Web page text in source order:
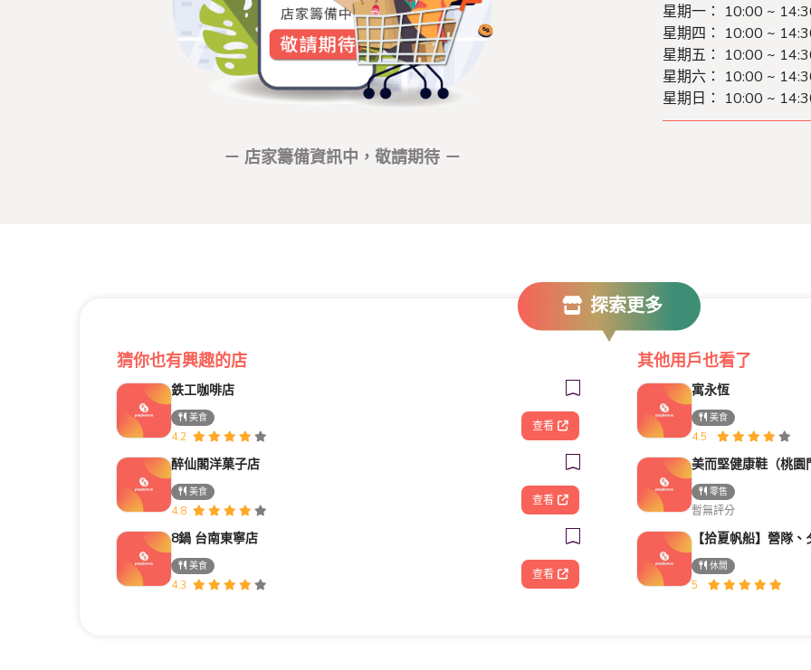
－ 店家籌備資訊中，敬請期待 －
星期一： 10:00 ~
星期四： 10:00 ~
星期五： 10:00 ~
星期六： 10:00 ~
星期日： 10:00 ~
探索更多
猜你也有興趣的店
鉄工咖啡店
美食
4.2
查看
醉仙閣洋菓子店
美食
4.8
查看
8鍋 台南東寧店
美食
4.3
查看
其他用戶也看了
寓永恆
美食
4.5
美而堅健康鞋（桃園
零售
暫無評分
休閒
5